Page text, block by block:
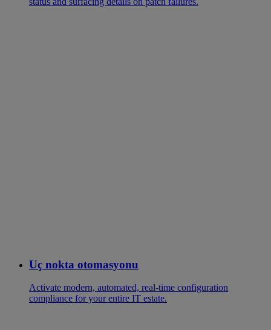
Uç nokta otomasyonu
Activate modern, automated, real-time configuration
compliance for your entire IT estate.